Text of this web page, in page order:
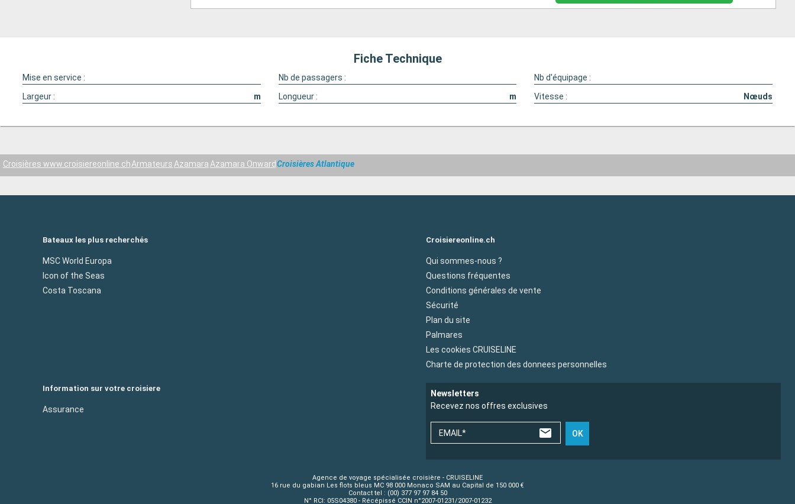
Fiche Technique
Mise en service : Nb de passagers :
Nb d'équipage :
Largeur :
m Longueur : m Vitesse : Nœuds
Croisières www.croisiereonline.chArmateursAzamaraAzamara OnwardCroisières Atlantique
Bateaux les plus recherchés
MSC World Europa
Icon of the Seas
Costa Toscana
Croisiereonline.ch
Qui sommes-nous ?
Questions fréquentes
Conditions générales de vente
Sécurité
Plan du site
Palmares
Les cookies CRUISELINE
Charte de protection des donnees personnelles
Information sur votre croisiere
Assurance
Newsletters
Recevez nos offres exclusives
EMAIL* OK
Agence de voyage spécialisée croisière - CRUISELINE
16 rue du gabian Les flots bleus MC 98 000 Monaco SAM au Capital de 150 000 €
Contact tel : (00) 377 97 97 84 50
N° RCI: 05S04380 - Récépissé CCIN n°2007-01231/2007-01232